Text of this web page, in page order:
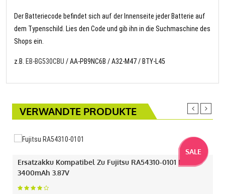
Der Batteriecode befindet sich auf der Innenseite jeder Batterie auf
dem Typenschild. Lies den Code und gib ihn in die Suchmaschine des
Shops ein.
z.B. EB-BG530CBU / AA-PB9NC6B / A32-M47 / BTY-L45
VERWANDTE PRODUKTE
SALE
Ersatzakku Kompatibel Zu Fujitsu RA54310-0101 Mit
3400mAh 3.87V